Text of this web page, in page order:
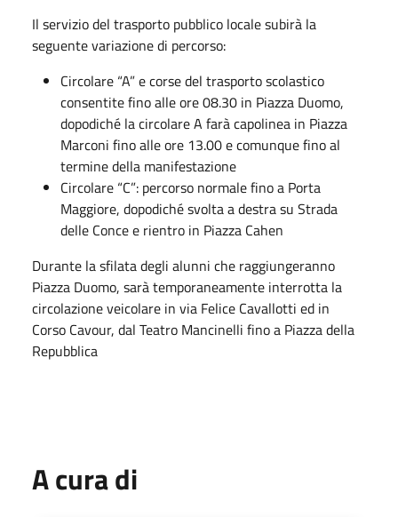
Il servizio del trasporto pubblico locale subirà la
seguente variazione di percorso:
Circolare “A” e corse del trasporto scolastico
consentite fino alle ore 08.30 in Piazza Duomo,
dopodiché la circolare A farà capolinea in Piazza
Marconi fino alle ore 13.00 e comunque fino al
termine della manifestazione
Circolare “C”: percorso normale fino a Porta
Maggiore, dopodiché svolta a destra su Strada
delle Conce e rientro in Piazza Cahen
Durante la sfilata degli alunni che raggiungeranno
Piazza Duomo, sarà temporaneamente interrotta la
circolazione veicolare in via Felice Cavallotti ed in
Corso Cavour, dal Teatro Mancinelli fino a Piazza della
Repubblica
A cura di